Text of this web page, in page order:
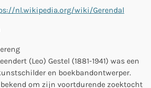
nl.wikipedia.org/wiki/Gerendal
(Leo) Gestel (1881-1941) was een
en boekbandontwerper.
om zijn voortdurende zoektocht